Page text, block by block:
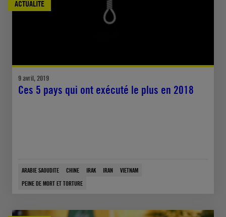
ACTUALITÉ
9 avril, 2019
Ces 5 pays qui ont exécuté le plus en 2018
ARABIE SAOUDITE CHINE IRAK IRAN
VIETNAM
PEINE DE MORT ET TORTURE